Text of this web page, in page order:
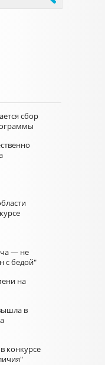
сбор
— не
с бедой"
на
в
конкурсе